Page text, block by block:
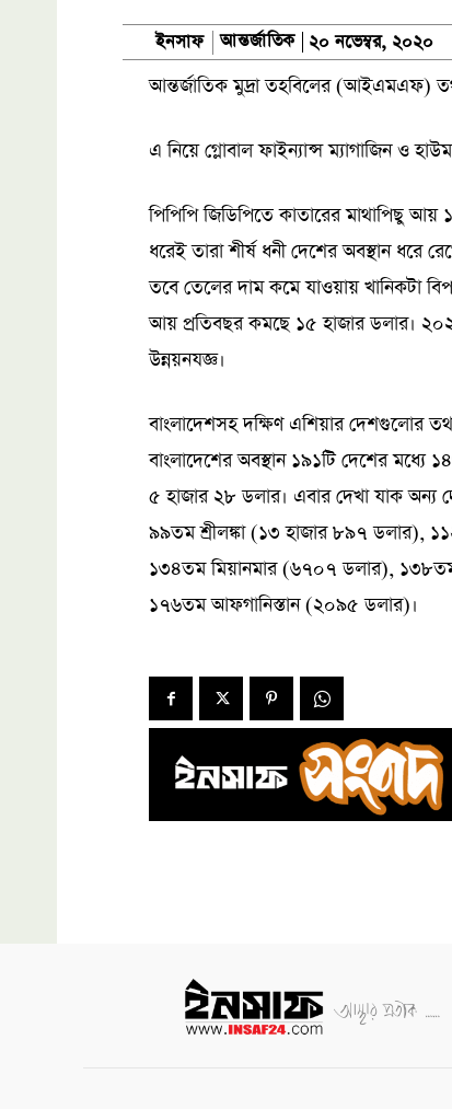
ইনসাফ আন্তর্জাতিক ২০ নভেম্বর, ২০২০
আন্তর্জাতিক মুদ্রা তহবিলের (আইএমএফ)
এ নিয়ে গ্লোবাল ফাইন্যান্স ম্যাগাজিন ও
পিপিপি জিডিপিতে কাতারের মাথাপিছু
ধরেই তারা শীর্ষ ধনী দেশের অবস্থান ধরে
তবে তেলের দাম কমে যাওয়ায় খানিকটা
আয় প্রতিবছর কমছে ১৫ হাজার ডলার।
উন্নয়নযজ্ঞ।
বাংলাদেশসহ দক্ষিণ এশিয়ার দেশগুলোর
বাংলাদেশের অবস্থান ১৯১টি দেশের মধ্যে
৫ হাজার ২৮ ডলার। এবার দেখা যাক অন্য
৯৯তম শ্রীলঙ্কা (১৩ হাজার ৮৯৭
১৩৪তম মিয়ানমার (৬৭০৭ ডলার),
১৭৬তম আফগানিস্তান (২০৯৫ ডলার)।